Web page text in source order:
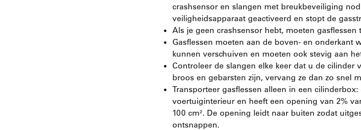
crashsensor en slangen met breukbeveiliging
veiligheidsapparaat geactiveerd en stopt de
Als je geen crashsensor hebt, moeten
Gasflessen moeten aan de boven- en onderkant
kunnen verschuiven en moeten ook stevig aan
Controleer de slangen elke keer dat u de cilinder
broos en gebarsten zijn, vervang ze dan zo snel
Transporteer gasflessen alleen in een
voertuiginterieur en heeft een opening van 2%
100 cm². De opening leidt naar buiten zodat
ontsnappen.